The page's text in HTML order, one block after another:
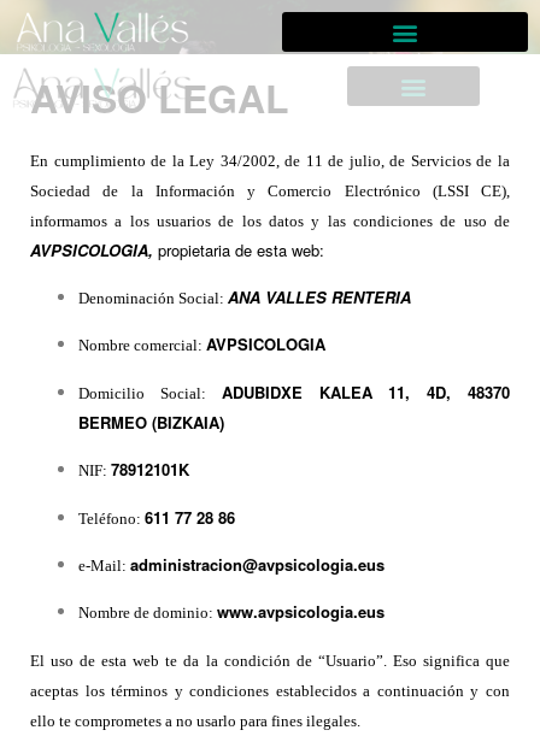
AVISO LEGAL
En cumplimiento de la Ley 34/2002, de 11 de julio, de Servicios de la
Sociedad de la Información y Comercio Electrónico (LSSI CE),
informamos a los usuarios de los datos y las condiciones de uso de
AVPSICOLOGIA, propietaria de esta web:
Denominación Social: ANA VALLES RENTERIA
Nombre comercial: AVPSICOLOGIA
Domicilio Social: ADUBIDXE KALEA 11, 4D, 48370
BERMEO (BIZKAIA)
NIF: 78912101K
Teléfono: 611 77 28 86
e-Mail: administracion@avpsicologia.eus
Nombre de dominio: www.avpsicologia.eus
El uso de esta web te da la condición de “Usuario”. Eso significa que
aceptas los términos y condiciones establecidos a continuación y con
ello te comprometes a no usarlo para fines ilegales.